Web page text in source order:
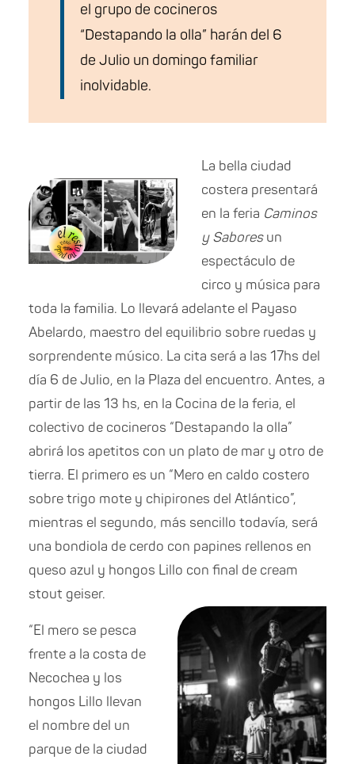
el grupo de cocineros
“Destapando la olla” harán del 6
de Julio un domingo familiar
inolvidable.
La bella ciudad
costera presentará
en la feria Caminos
y Saboresun
espectáculo de
circo y música para
toda la familia. Lo llevará adelante el Payaso
Abelardo, maestro del equilibrio sobre ruedas y
sorprendente músico. La cita será a las 17hs del
día 6 de Julio, en la Plaza del encuentro. Antes, a
partir de las 13 hs, en la Cocina de la feria, el
colectivo de cocineros “Destapando la olla”
abrirá los apetitos con un plato de mar y otro de
tierra. El primero es un “Mero en caldo costero
sobre trigo mote y chipirones del Atlántico”,
mientras el segundo, más sencillo todavía, será
una bondiola de cerdo con papines rellenos en
queso azul y hongos Lillo con final de cream
stout geiser.
“El mero se pesca
frente a la costa de
Necochea y los
hongos Lillo llevan
el nombre del un
parque de la ciudad